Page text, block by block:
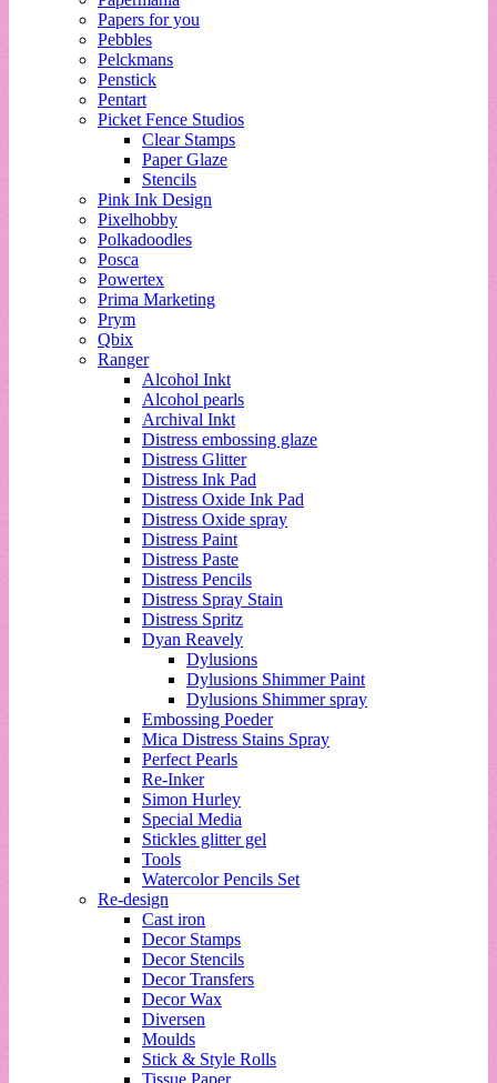
Papers for you
Pebbles
Pelckmans
Penstick
Pentart
Picket Fence Studios
Clear Stamps
Paper Glaze
Stencils
Pink Ink Design
Pixelhobby
Polkadoodles
Posca
Powertex
Prima Marketing
Prym
Qbix
Ranger
Alcohol Inkt
Alcohol pearls
Archival Inkt
Distress embossing glaze
Distress Glitter
Distress Ink Pad
Distress Oxide Ink Pad
Distress Oxide spray
Distress Paint
Distress Paste
Distress Pencils
Distress Spray Stain
Distress Spritz
Dyan Reavely
Dylusions
Dylusions Shimmer Paint
Dylusions Shimmer spray
Embossing Poeder
Mica Distress Stains Spray
Perfect Pearls
Re-Inker
Simon Hurley
Special Media
Stickles glitter gel
Tools
Watercolor Pencils Set
Re-design
Cast iron
Decor Stamps
Decor Stencils
Decor Transfers
Decor Wax
Diversen
Moulds
Stick & Style Rolls
Tissue Paper